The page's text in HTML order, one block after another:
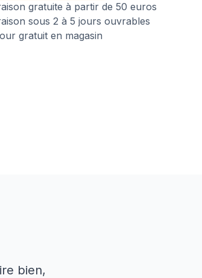
gratuite à partir de 50 euros
sous 2 à 5 jours ouvrables
gratuit en magasin
bien,